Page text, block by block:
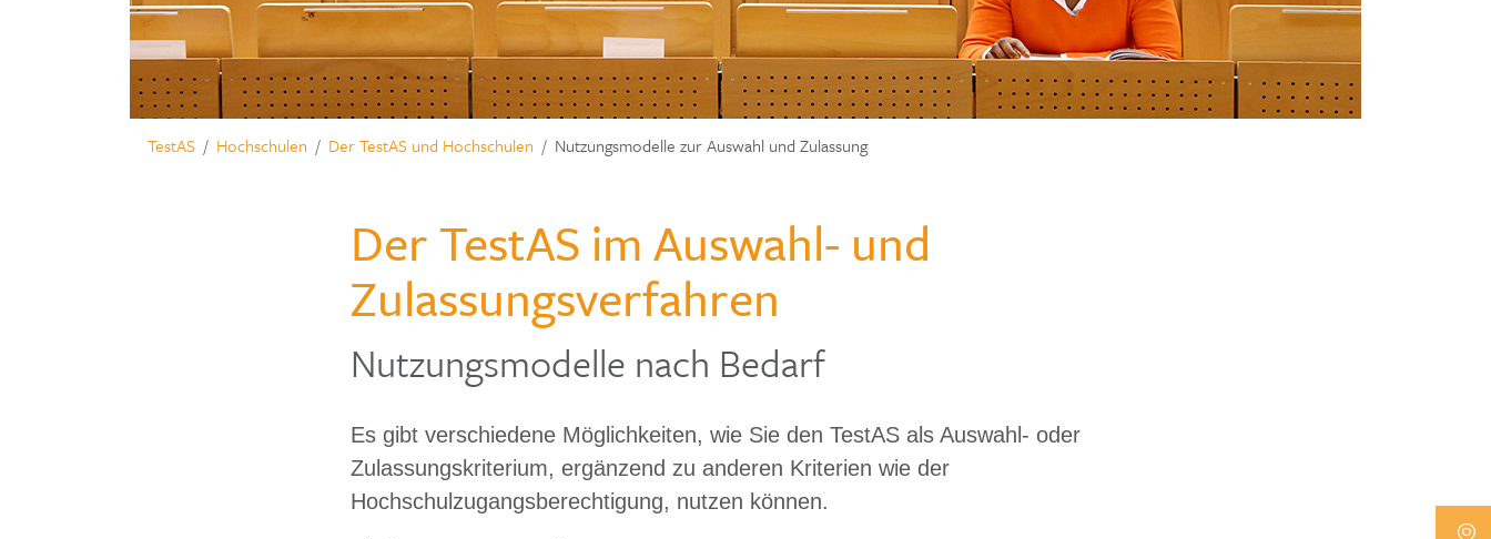
TestAS Hochschulen Der TestAS und Hochschulen Nutzungsmodelle zur Auswahl und Zulassung
Der TestAS im Auswahl- und
Zulassungsverfahren
Nutzungsmodelle nach Bedarf
Es gibt verschiedene Möglichkeiten, wie Sie den TestAS als Auswahl- oder
Zulassungskriterium, ergänzend zu anderen Kriterien wie der
Hochschulzugangsberechtigung, nutzen können.